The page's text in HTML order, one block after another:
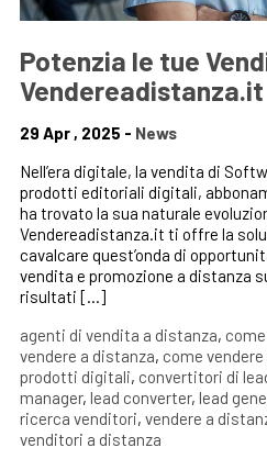
Potenzia le tue
Vendereadistanza.it
29 Apr , 2025 - News
Nell’era digitale, la vendita di
prodotti editoriali digitali,
ha trovato la sua naturale
Vendereadistanza.it ti offre la
cavalcare quest’onda di
vendita e promozione a distanza
risultati […]
agenti di vendita a distanza,
vendere a distanza, come
prodotti digitali, convertitori di
manager, lead converter, lead
ricerca venditori, vendere a
venditori a distanza